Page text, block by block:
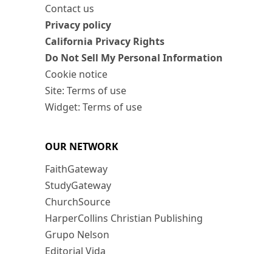
Contact us
Privacy policy
California Privacy Rights
Do Not Sell My Personal Information
Cookie notice
Site: Terms of use
Widget: Terms of use
OUR NETWORK
FaithGateway
StudyGateway
ChurchSource
HarperCollins Christian Publishing
Grupo Nelson
Editorial Vida